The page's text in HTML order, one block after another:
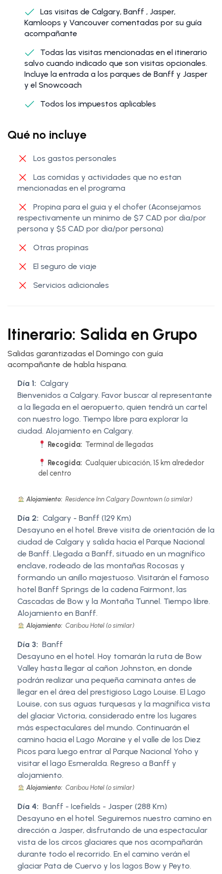
Las visitas de Calgary, Banff , Jasper,
Kamloops y Vancouver comentadas por su guía
acompañante
Todas las visitas mencionadas en el itinerario
salvo cuando indicado que son visitas opcionales.
Incluye la entrada a los parques de Banff y Jasper
y el Snowcoach
Todos los impuestos aplicables
Qué no incluye
Los gastos personales
Las comidas y actividades que no estan
mencionadas en el programa
Propina para el guia y el chofer (Aconsejamos
respectivamente un minimo de $7 CAD por dia/por
persona y $5 CAD por dia/por persona)
Otras propinas
El seguro de viaje
Servicios adicionales
Itinerario: Salida en Grupo
Salidas garantizadas el Domingo con guía
acompañante de habla hispana.
Día 1: Calgary
Bienvenidos a Calgary. Favor buscar al representante
a la llegada en el aeropuerto, quien tendrá un cartel
con nuestro logo. Tiempo libre para explorar la
ciudad. Alojamiento en Calgary.
Recogida: Terminal de llegadas
Recogida: Cualquier ubicación, 15 km alrededor
del centro
Alojamiento: Residence Inn Calgary Downtown (o similar)
Día 2: Calgary - Banff (129 Km)
Desayuno en el hotel. Breve visita de orientación de la
ciudad de Calgary y salida hacia el Parque Nacional
de Banff. Llegada a Banff, situado en un magnífico
enclave, rodeado de las montañas Rocosas y
formando un anillo majestuoso. Visitarán el famoso
hotel Banff Springs de la cadena Fairmont, las
Cascadas de Bow y la Montaña Tunnel. Tiempo libre.
Alojamiento en Banff.
Alojamiento: Caribou Hotel (o similar)
Día 3: Banff
Desayuno en el hotel. Hoy tomarán la ruta de Bow
Valley hasta llegar al cañon Johnston, en donde
podrán realizar una pequeña caminata antes de
llegar en el área del prestigioso Lago Louise. El Lago
Louise, con sus aguas turquesas y la magnífica vista
del glaciar Victoria, considerado entre los lugares
más espectaculares del mundo. Continuarán el
camino hacia el Lago Moraine y el valle de los Diez
Picos para luego entrar al Parque Nacional Yoho y
visitar el lago Esmeralda. Regreso a Banff y
alojamiento.
Alojamiento: Caribou Hotel (o similar)
Día 4: Banff - Icefields - Jasper (288 Km)
Desayuno en el hotel. Seguiremos nuestro camino en
dirección a Jasper, disfrutando de una espectacular
vista de los circos glaciares que nos acompañarán
durante todo el recorrido. En el camino verán el
glaciar Pata de Cuervo y los lagos Bow y Peyto.